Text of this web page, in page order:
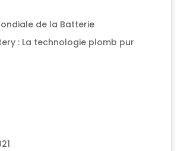
de la Batterie
: La technologie plomb pur